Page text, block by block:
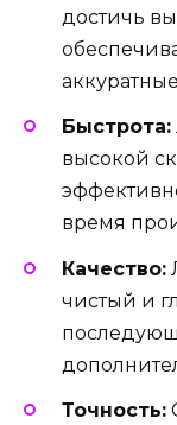
достичь
Быстрота:
высокой
время
Качество:
чистый и
Точность: